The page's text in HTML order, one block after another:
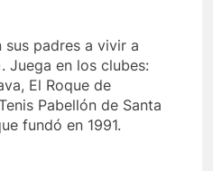
sus padres a vivir a
Juega en los clubes:
El Roque de
Pabellón de Santa
fundó en 1991.